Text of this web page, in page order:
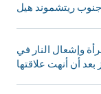
ريتشموند هيل
وإشعال النار في
أن أنهت علاقتها